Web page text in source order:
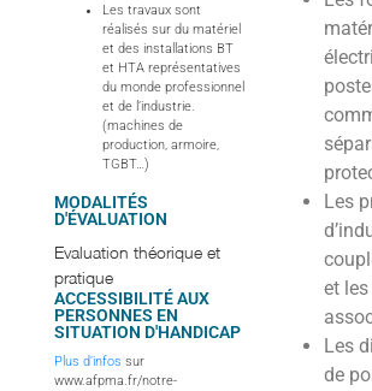
Les travaux sont
réalisés sur du matériel
et des installations BT
et HTA représentatives
du monde professionnel
et de l’industrie.
(machines de
production, armoire,
TGBT…)
MODALITÉS
D'ÉVALUATION
Evaluation théorique et
pratique
ACCESSIBILITÉ AUX
PERSONNES EN
SITUATION D'HANDICAP
Plus d’infos sur
www.afpma.fr/notre-
Les
et
Les
de